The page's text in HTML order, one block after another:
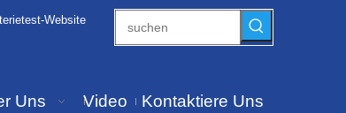
Website
Uns Video Kontaktiere Uns